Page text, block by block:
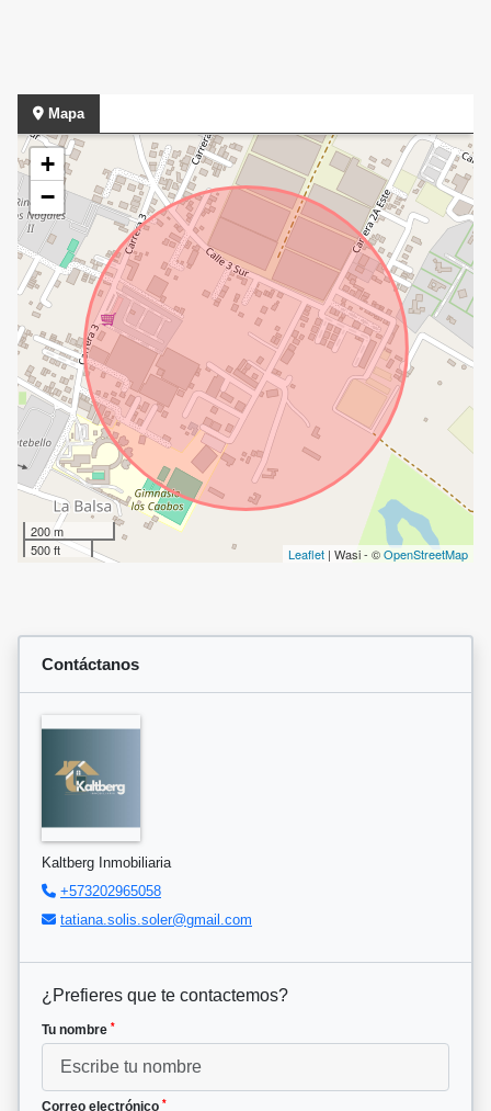
Mapa
+
−
200 m
500 ft
Leaflet | Wasi - ©OpenStreetMap
Contáctanos
Kaltberg Inmobiliaria
+573202965058
tatiana.solis.soler@gmail.com
¿Prefieres que te contactemos?
Tu nombre *
Correo electrónico *